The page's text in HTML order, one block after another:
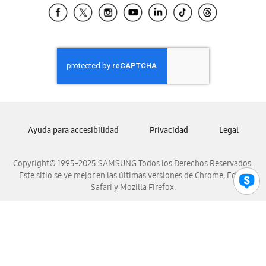
Samsung El Salvador
Samsung Honduras
Samsung Nicaragua
Samsung Panamá
Samsung Venezuela
Copyright© 1995-2025 SAMSUNG Todos los Derechos Reservados.
Este sitio se ve mejor en las últimas versiones de Chrome, Edge,
Safari y Mozilla Firefox.
Ayuda para accesibilidad Privacidad Legal